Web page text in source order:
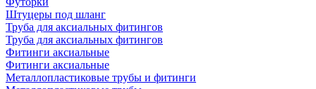
Штуцеры под шланг
Труба для аксиальных фитингов
Труба для аксиальных фитингов
Фитинги аксиальные
Фитинги аксиальные
Металлопластиковые трубы и фитинги